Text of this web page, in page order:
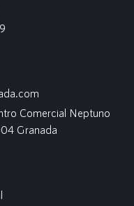
Comercial Neptuno
Granada